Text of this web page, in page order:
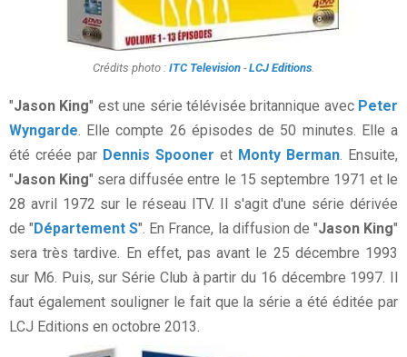
Crédits photo : ITC Television -LCJ Editions
"Jason King" est une série télévisée britannique avec Peter
Wyngarde. Elle compte 26 épisodes de 50 minutes. Elle a
été créée par Dennis Spooner et Monty Berman. Ensuite,
"Jason King" sera diffusée entre le 15 septembre 1971 et le
28 avril 1972 sur le réseau ITV. Il s'agit d'une série dérivée
de "Département S". En France, la diffusion de "Jason King"
sera très tardive. En effet, pas avant le 25 décembre 1993
sur M6. Puis, sur Série Club à partir du 16 décembre 1997. Il
faut également souligner le fait que la série a été éditée par
LCJ Editions en octobre 2013.